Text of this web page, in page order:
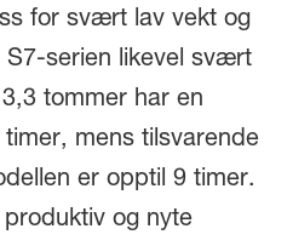
for svært lav vekt og
serien likevel svært
tommer har en
mens tilsvarende
er opptil 9 timer.
og nyte